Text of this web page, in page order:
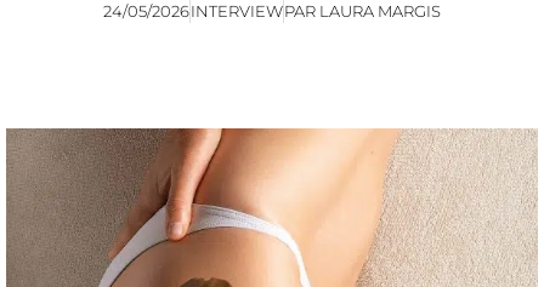
24/05/2026INTERVIEWPAR LAURA MARGIS